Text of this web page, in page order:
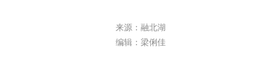
来源：融北湖
编辑：梁俐佳